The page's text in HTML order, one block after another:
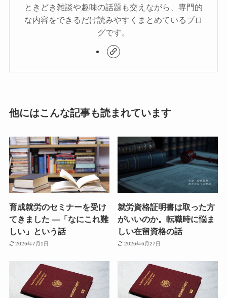
ときどき雑談や趣味の話題も交えながら、専門的
な内容をできるだけ読みやすくまとめているブロ
グです。
他にはこんな記事も読まれています
育成就労のセミナーを受け
てきました ―「なにこれ難
しい」という話
2026年7月1日
就労資格証明書は取った方
がいいのか。転職時に悩ま
しい在留資格の話
2026年6月27日